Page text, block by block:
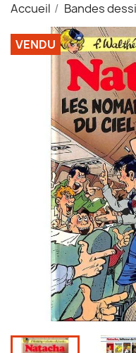
Accueil Bandes
VENDU